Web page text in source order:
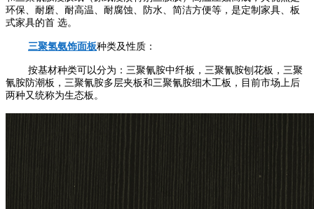
环保、耐磨、耐高温、耐腐蚀、防水、简洁方便等，是定制家具、板
式家具的首 选。
三聚氢氨饰面板种类及性质：
按基材种类可以分为：三聚氰胺中纤板，三聚氰胺刨花板，三聚
氰胺防潮板，三聚氰胺多层夹板和三聚氰胺细木工板，目前市场上后
两种又统称为生态板。